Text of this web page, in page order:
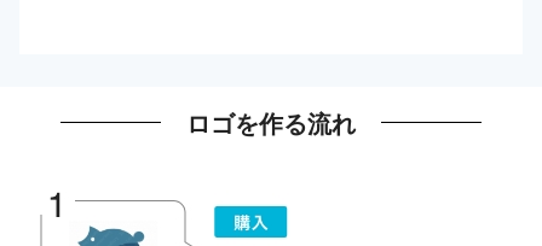
ロゴを作る流れ